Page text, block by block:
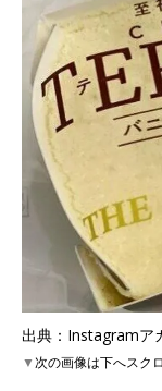
出典：Instagramア
▼次の画像は下へスク